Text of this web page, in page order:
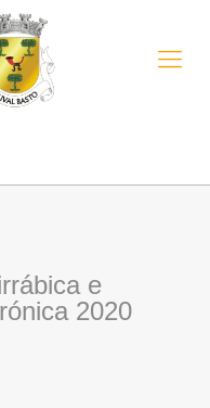
e
2020